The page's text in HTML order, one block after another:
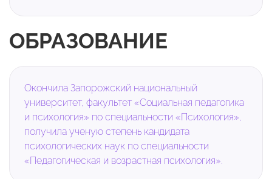
ОБРАЗОВАНИЕ
Окончила Запорожский национальный
университет, факультет «Социальная педагогика
и психология» по специальности «Психология»,
получила ученую степень кандидата
психологических наук по специальности
«Педагогическая и возрастная психология».